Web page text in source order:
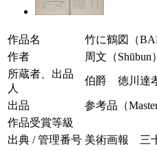
作品名
竹に鶴図（
作者
周文（Shūbun）
所蔵者、出品
人
伯爵 徳川達
出品
参考品（
作品受賞等級
出典 / 管理番号 美術画報 三